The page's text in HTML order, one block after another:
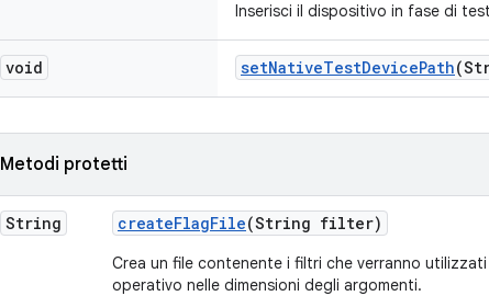
Inserisci il dispositivo in fase di
void setNativeTestDevicePath
Metodi protetti
String createFlagFile(String filter)
Crea un file contenente i filtri che verranno
operativo nelle dimensioni degli argomenti.